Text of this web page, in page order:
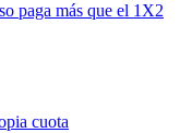
paga más que el 1X2
cuota